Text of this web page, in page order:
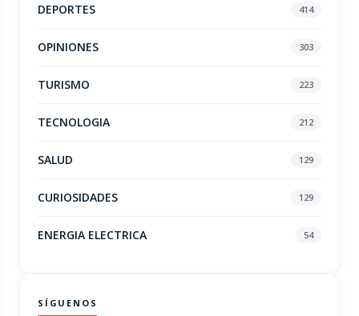
DEPORTES 414
OPINIONES 303
TURISMO 223
TECNOLOGIA 212
SALUD 129
CURIOSIDADES 129
ENERGIA ELECTRICA 54
SÍGUENOS